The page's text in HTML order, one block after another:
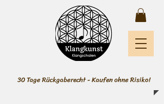
30 Tage Rückgaberecht - Kaufen ohne Risiko!